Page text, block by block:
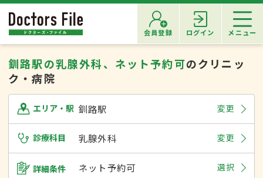
会員登録 ログイン メニュー
釧路駅の乳腺外科、ネット予約可のクリニッ
ク・病院
エリア・駅 釧路駅 変更
診療科目 乳腺外科 変更
詳細条件 ネット予約可 選択